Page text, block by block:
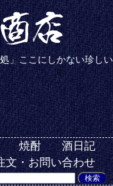
」ここにしかない珍しい
焼酎
酒日記
文・お問い合わせ